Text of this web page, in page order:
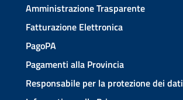
Amministrazione Trasparente
Fatturazione Elettronica
PagoPA
Pagamenti alla Provincia
Responsabile per la protezione dei dati